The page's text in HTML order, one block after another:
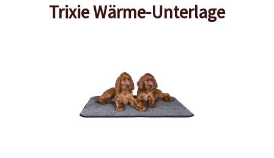
Trixie Wärme-Unterlage